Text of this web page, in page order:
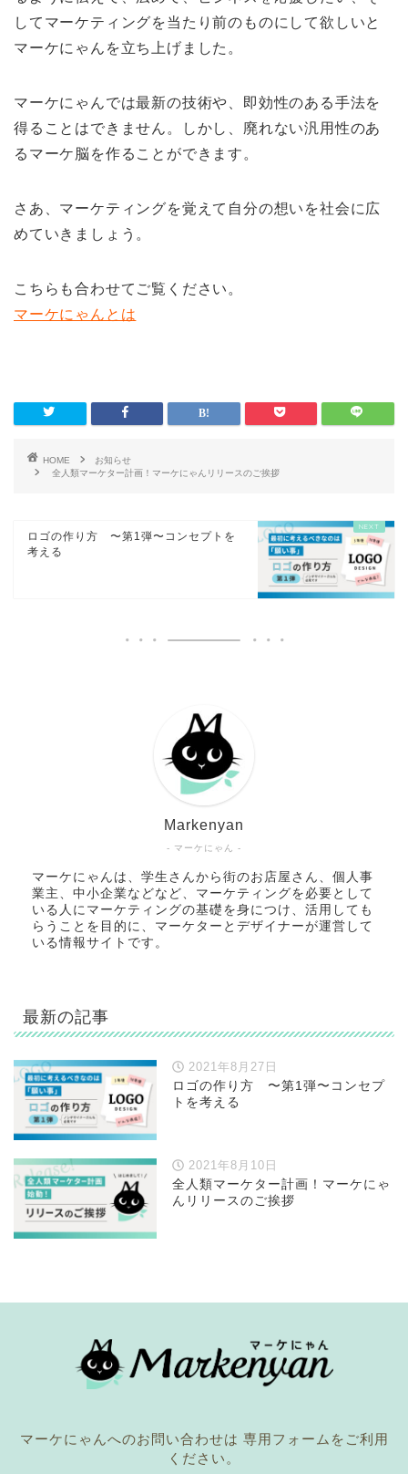
してマーケティングを当たり前のものにして欲しいと
マーケにゃんを立ち上げました。
マーケにゃんでは最新の技術や、即効性のある手法を
得ることはできません。しかし、廃れない汎用性のあ
るマーケ脳を作ることができます。
さあ、マーケティングを覚えて自分の想いを社会に広
めていきましょう。
こちらも合わせてご覧ください。
マーケにゃんとは
HOME
お知らせ
全人類マーケター計画！マーケにゃんリリースのご挨拶
ロゴの作り方 〜第1弾〜コンセプトを
考える
- マーケにゃん -
Markenyan
マーケにゃんは、学生さんから街のお店屋さん、個人事
業主、中小企業などなど、マーケティングを必要として
いる人にマーケティングの基礎を身につけ、活用しても
らうことを目的に、マーケターとデザイナーが運営して
いる情報サイトです。
最新の記事
2021年8月27日
ロゴの作り方 〜第1弾〜コンセプ
トを考える
2021年8月10日
全人類マーケター計画！マーケにゃ
んリリースのご挨拶
マーケにゃんへのお問い合わせは 専用フォームをご利用
ください。